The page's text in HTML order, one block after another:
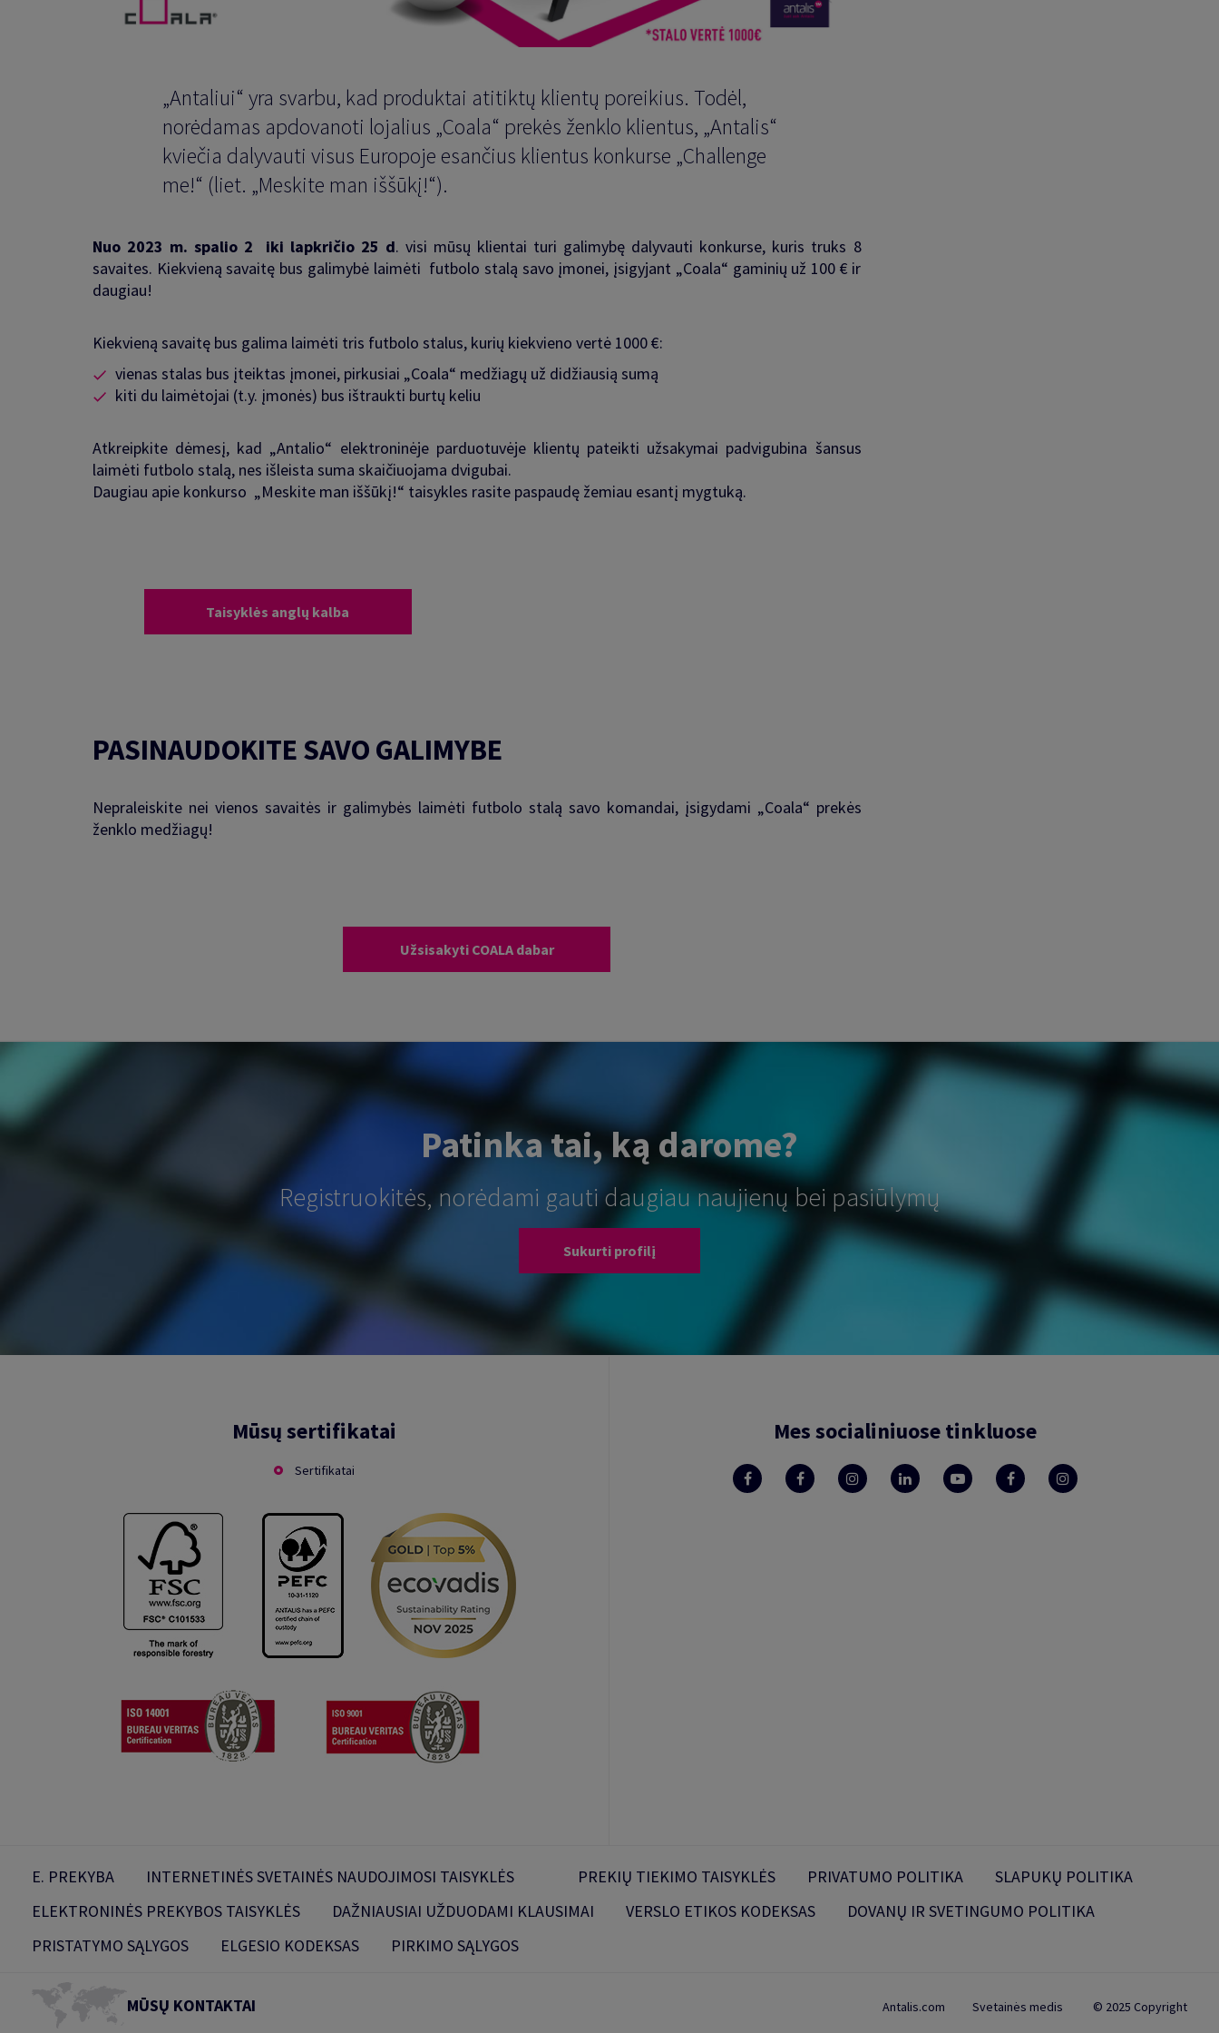
„Antaliui“ yra svarbu, kad produktai atitiktų klientų poreikius. Todėl,
norėdamas apdovanoti lojalius „Coala“ prekės ženklo klientus, „Antalis“
kviečia dalyvauti visus Europoje esančius klientus konkurse „Challenge
me!“ (liet. „Meskite man iššūkį!“).
Nuo 2023 m. spalio 2 iki lapkričio 25 d. visi mūsų klientai turi galimybę dalyvauti konkurse, kuris truks 8
savaites. Kiekvieną savaitę bus galimybė laimėti futbolo stalą savo įmonei, įsigyjant „Coala“ gaminių už 100 € ir
daugiau!
Kiekvieną savaitę bus galima laimėti tris futbolo stalus, kurių kiekvieno vertė 1000 €:
vienas stalas bus įteiktas įmonei, pirkusiai „Coala“ medžiagų už didžiausią sumą
kiti du laimėtojai (t.y. įmonės) bus ištraukti burtų keliu
Atkreipkite dėmesį, kad „Antalio“ elektroninėje parduotuvėje klientų pateikti užsakymai padvigubina šansus
laimėti futbolo stalą, nes išleista suma skaičiuojama dvigubai.
Daugiau apie konkurso „Meskite man iššūkį!“ taisykles rasite paspaudę žemiau esantį mygtuką.
Taisyklės anglų kalba
PASINAUDOKITE SAVO GALIMYBE
Nepraleiskite nei vienos savaitės ir galimybės laimėti futbolo stalą savo komandai, įsigydami „Coala“ prekės
ženklo medžiagų!
Užsisakyti COALA dabar
Patinka tai, ką darome?
Registruokitės, norėdami gauti daugiau naujienų bei pasiūlymų
Sukurti profilį
Mūsų sertifikatai
Sertifikatai
Mes socialiniuose tinkluose
E. PREKYBA INTERNETINĖS SVETAINĖS NAUDOJIMOSI TAISYKLĖS PREKIŲ TIEKIMO TAISYKLĖS PRIVATUMO POLITIKA
SLAPUKŲ POLITIKA
ELEKTRONINĖS PREKYBOS TAISYKLĖS
DAŽNIAUSIAI UŽDUODAMI KLAUSIMAI VERSLO ETIKOS KODEKSAS
DOVANŲ IR SVETINGUMO POLITIKA
PRISTATYMO SĄLYGOS
ELGESIO KODEKSAS PIRKIMO SĄLYGOS
MŪSŲ KONTAKTAI Antalis.com Svetainės medis © 2025 Copyright